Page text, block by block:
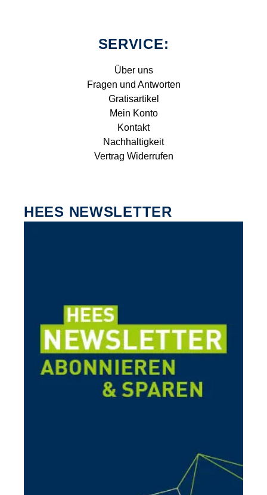
SERVICE:
Über uns
Fragen und Antworten
Gratisartikel
Mein Konto
Kontakt
Nachhaltigkeit
Vertrag Widerrufen
HEES NEWSLETTER